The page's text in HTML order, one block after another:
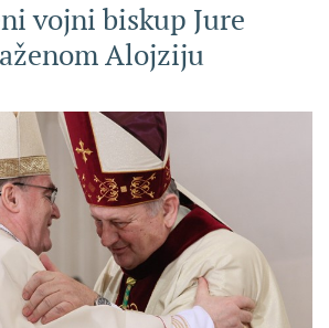
vojni biskup Jure
Alojziju